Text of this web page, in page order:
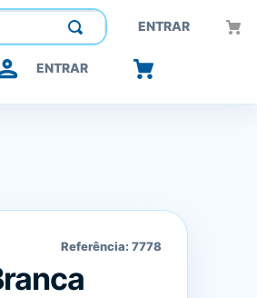
ENTRAR
confiança, inovando o futuro.
ENTRAR
Referência: 7778